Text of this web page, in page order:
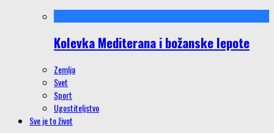
Kolevka Mediterana i božanske lepote
Zemlja
Svet
Sport
Ugostiteljstvo
Sve je to život